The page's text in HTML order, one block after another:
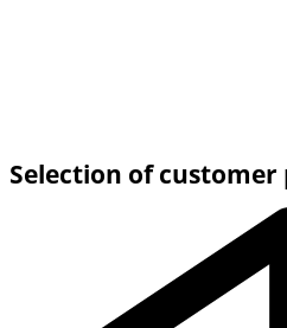
Selection of customer